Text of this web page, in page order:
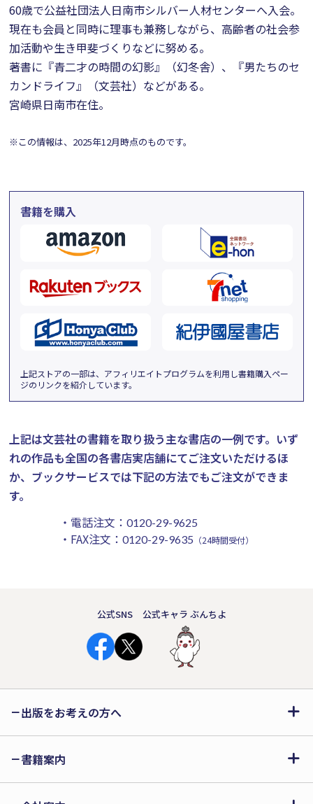
60歳で公益社団法人日南市シルバー人材センターへ入会。
現在も会員と同時に理事も兼務しながら、高齢者の社会参
加活動や生き甲斐づくりなどに努める。
著書に『青二才の時間の幻影』（幻冬舎）、『男たちのセ
カンドライフ』（文芸社）などがある。
宮崎県日南市在住。
※この情報は、2025年12月時点のものです。
書籍を購入
上記ストアの一部は、アフィリエイトプログラムを利用し書籍購入ペー
ジのリンクを紹介しています。
上記は文芸社の書籍を取り扱う主な書店の一例です。 いず
れの作品も全国の各書店実店舗にてご注文いただけるほ
か、ブックサービスでは下記の方法でもご注文ができま
す。
・電話注文： 0120-29-9625
・FAX注文： 0120-29-9635 （24時間受付）
公式SNS 公式キャラ ぶんちよ
出版をお考えの方へ
書籍案内